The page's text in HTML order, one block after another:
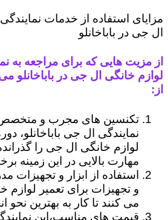
مزایای استفاده از خدمات
ال جی در باباخانلو
از مزیت هایی که برای مراجعه به
لوازم خانگی ال جی در باباخانلو می
از:
تکنسین های مجرب و
نمایندگی ال جی باباخانلو،
لوازم خانگی ال جی را
مهارت بالایی در این زمینه
استفاده از ابزار و تجهیزات
و تجهیزات برای تعمیر لوازم
می کنند تا کار به بهترین نحو
قیمت های مناسب،این